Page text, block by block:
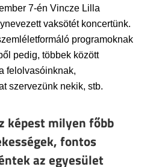
7-én Vincze Lilla
vaksötét koncertünk.
programoknak
pedig, többek között
felolvasóinknak,
szervezünk nekik, stb.
képest milyen főbb
fontos
az egyesület